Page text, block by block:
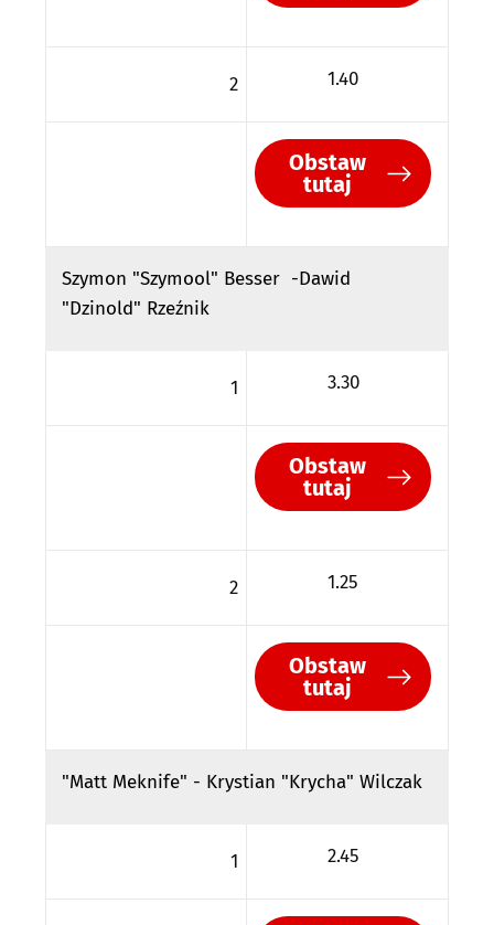
2 1.40
Obstaw
tutaj
Szymon "Szymool" Besser -Dawid
"Dzinold" Rzeźnik
1 3.30
Obstaw
tutaj
2 1.25
Obstaw
tutaj
"Matt Meknife" - Krystian "Krycha" Wilczak
1 2.45